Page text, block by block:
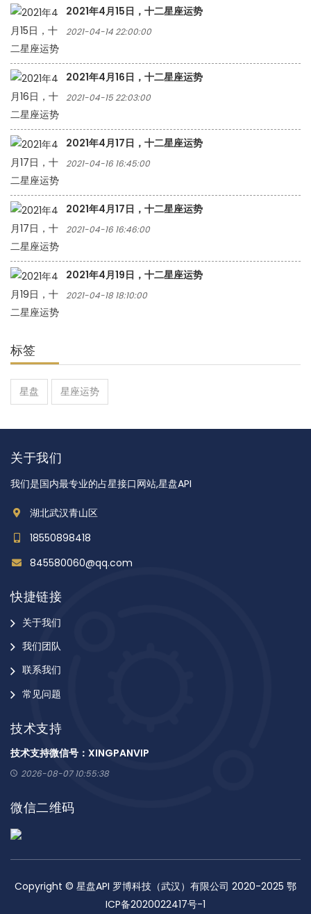
2021年4月15日，十二星座运势
2021-04-14 22:00:00
2021年4月16日，十二星座运势
2021-04-15 22:03:00
2021年4月17日，十二星座运势
2021-04-16 16:45:00
2021年4月17日，十二星座运势
2021-04-16 16:46:00
2021年4月19日，十二星座运势
2021-04-18 18:10:00
标签
星盘 星座运势
关于我们
我们是国内最专业的占星接口网站,星盘API
湖北武汉青山区
18550898418
845580060@qq.com
快捷链接
关于我们
我们团队
联系我们
常见问题
技术支持
技术支持微信号：XINGPANVIP
2026-08-07 10:55:38
微信二维码
Copyright © 星盘API 罗博科技（武汉）有限公司 2020-2025 鄂
ICP备2020022417号-1